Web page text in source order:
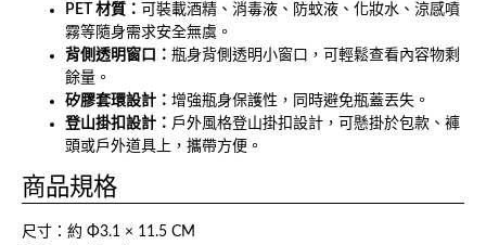
PET 材質： 可裝載酒精、消毒液、防蚊液、化妝水、涼感噴
霧等隨身需求安全無虞。
背側透明窗口： 瓶身背側透明小窗口，可輕鬆查看內容物剩
餘量。
矽膠套環設計： 增強瓶身保護性，同時避免瓶蓋丟失。
登山掛扣設計： 戶外風格登山掛扣設計，可懸掛於包款、褲
頭或戶外道具上，攜帶方便。
商品規格
尺寸：約 Φ3.1 × 11.5 CM